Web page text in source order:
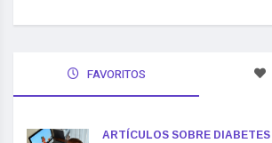
FAVORITOS
ARTÍCULOS SOBRE DIABETES